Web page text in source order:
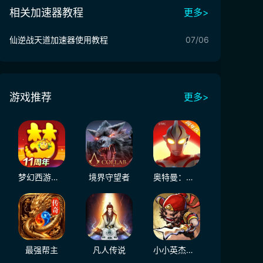
相关加速器教程 更多>
仙逆战天道加速器使用教程 07/06
游戏推荐 更多>
梦幻西游（大陆服） 境界守望者 奥特曼：超时空英雄
最强帮主 凡人传说 小小英杰：合战天下